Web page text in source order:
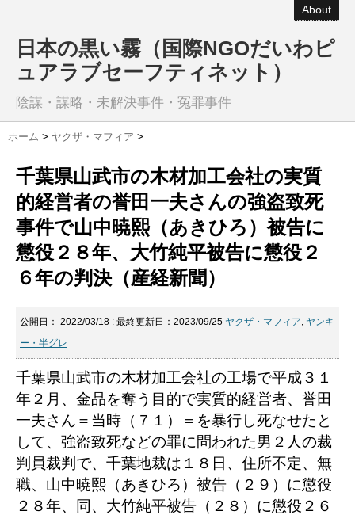
About
日本の黒い霧（国際NGOだいわピ
ュアラブセーフティネット）
陰謀・謀略・未解決事件・冤罪事件
ホーム > ヤクザ・マフィア >
千葉県山武市の木材加工会社の実質
的経営者の誉田一夫さんの強盗致死
事件で山中暁熙（あきひろ）被告に
懲役２８年、大竹純平被告に懲役２
６年の判決（産経新聞）
公開日： 2022/03/18 : 最終更新日：2023/09/25 ヤクザ・マフィア, ヤンキ
ー・半グレ
千葉県山武市の木材加工会社の工場で平成３１
年２月、金品を奪う目的で実質的経営者、誉田
一夫さん＝当時（７１）＝を暴行し死なせたと
して、強盗致死などの罪に問われた男２人の裁
判員裁判で、千葉地裁は１８日、住所不定、無
職、山中暁熙（あきひろ）被告（２９）に懲役
２８年、同、大竹純平被告（２８）に懲役２６